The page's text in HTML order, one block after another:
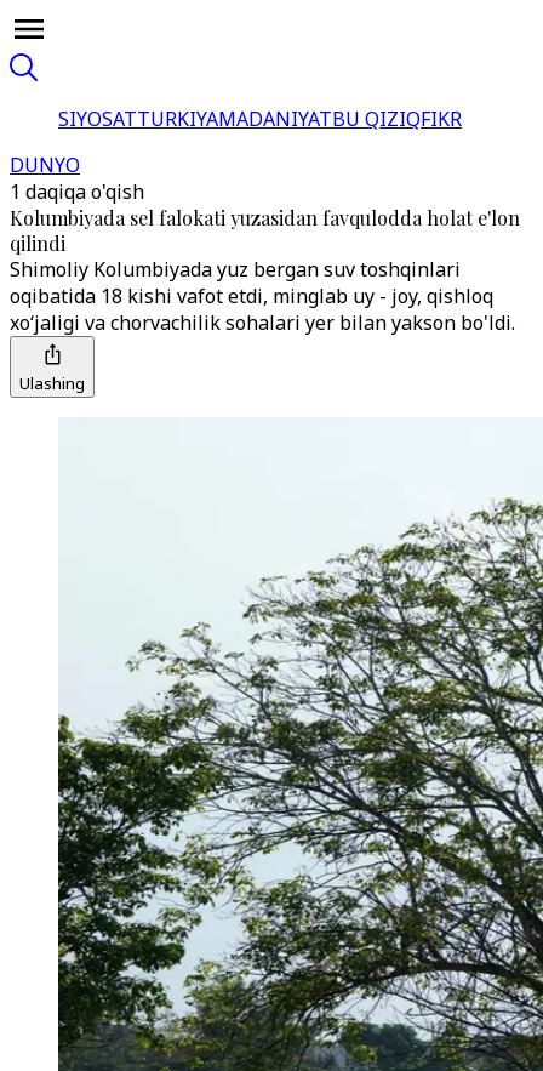
SIYOSATTURKIYAMADANIYATBU QIZIQFIKR
DUNYO
1 daqiqa o'qish
Kolumbiyada sel falokati yuzasidan favqulodda holat e'lon
qilindi
Shimoliy Kolumbiyada yuz bergan suv toshqinlari
oqibatida 18 kishi vafot etdi, minglab uy - joy, qishloq
xo‘jaligi va chorvachilik sohalari yer bilan yakson bo'ldi.
Ulashing